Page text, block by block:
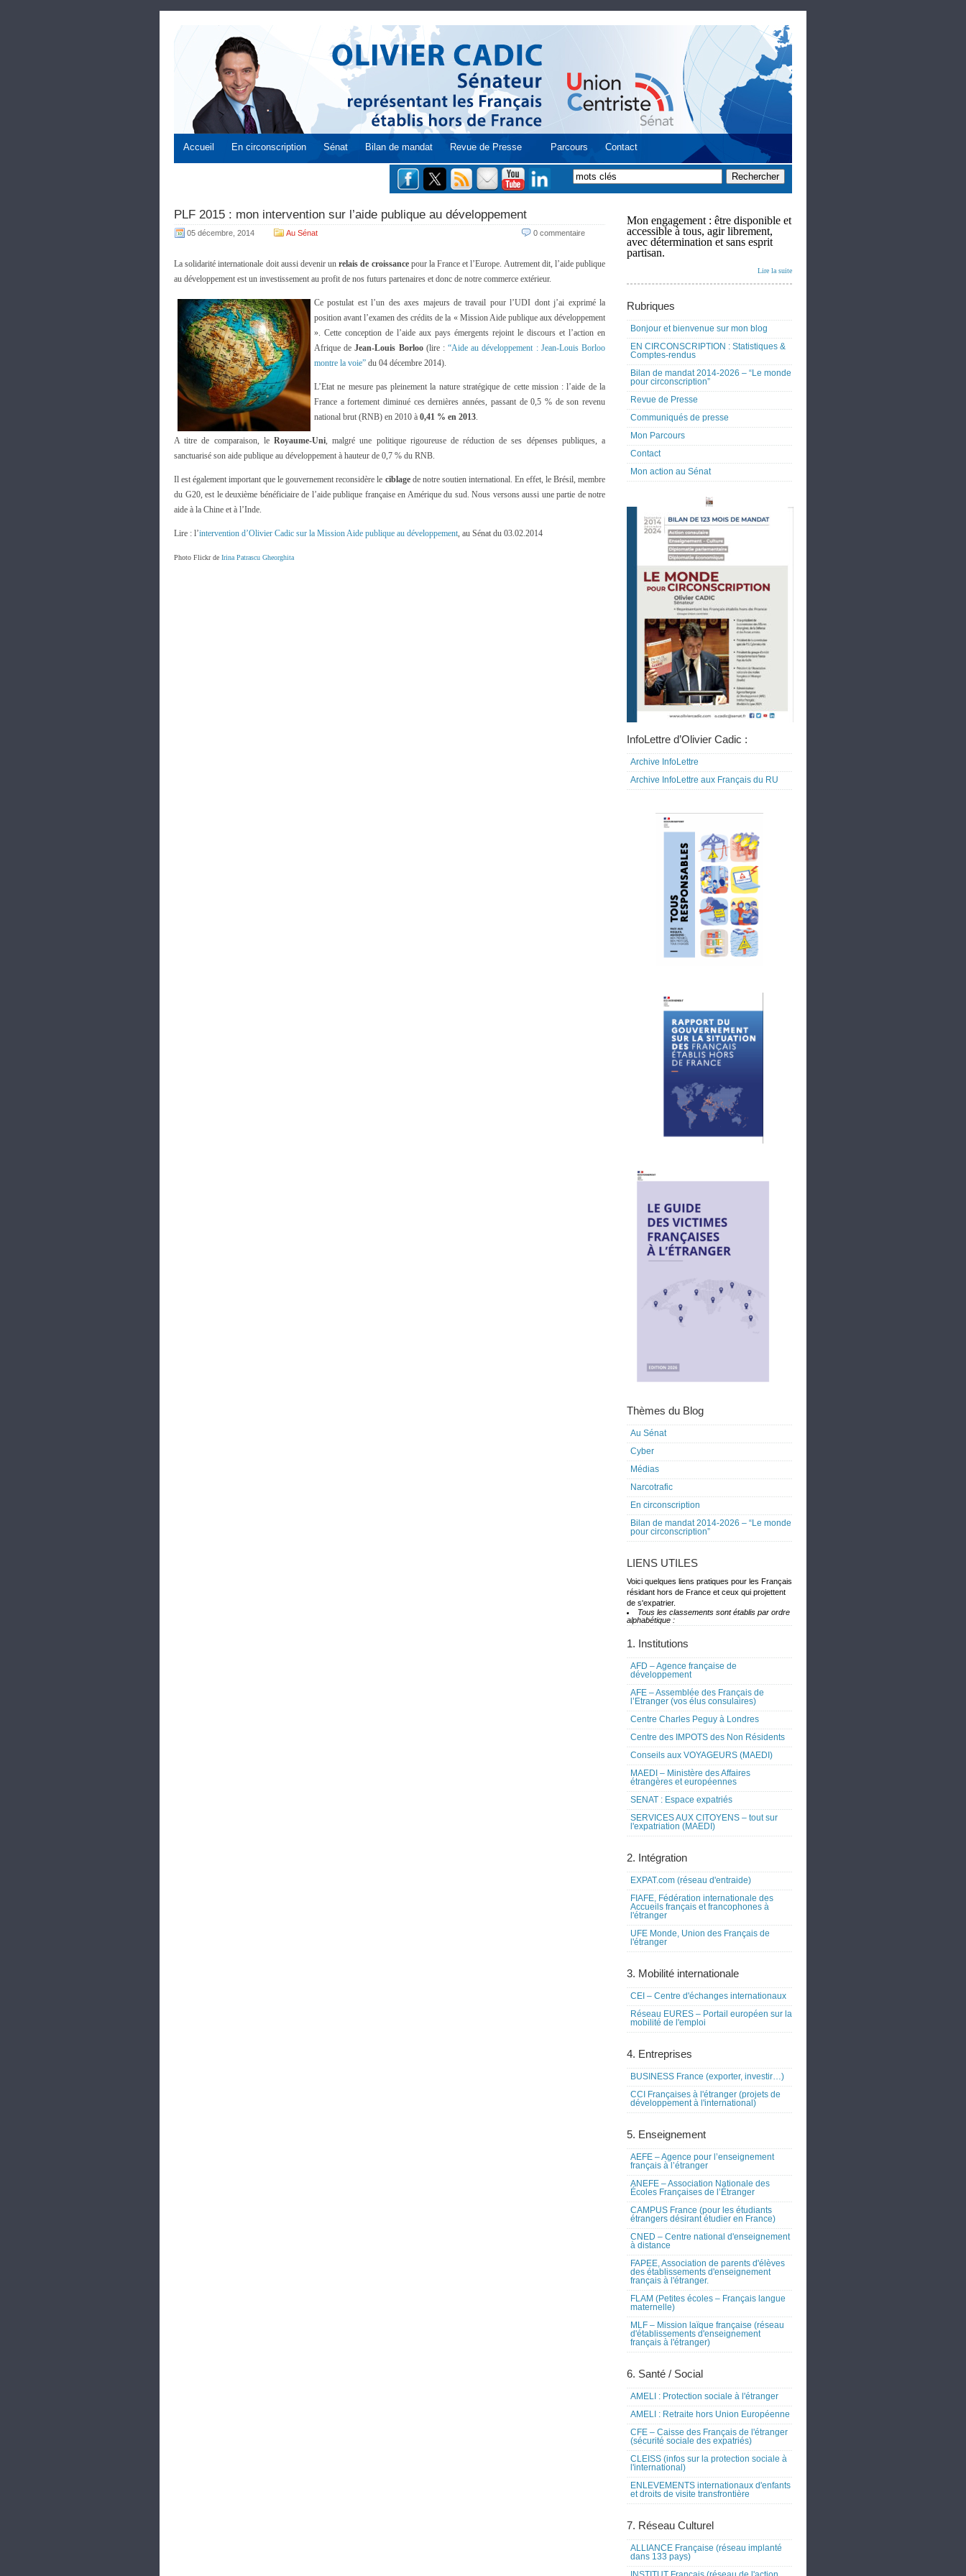
Accueil En circonscription Sénat Bilan de mandat Revue de Presse Parcours Contact
PLF 2015 : mon intervention sur l’aide publique au développement
05 décembre, 2014 Au Sénat 0 commentaire
La solidarité internationale doit aussi devenir unrelais de croissancepour la France et l’Europe. Autrement dit, l’aide publique
au développement est un investissement au profit de nos futurs partenaires et donc de notre commerce extérieur.
Ce postulat est l’un des axes majeurs de travail pour l’UDI dont j’ai exprimé la
position avant l’examen des crédits de la « Mission Aide publique aux développement
». Cette conception de l’aide aux pays émergents rejoint le discours et l’action en
Afrique deJean-Louis Borloo(lire :“Aide au développement : Jean-Louis Borloo
montre la voie” du 04 décembre 2014).
L’Etat ne mesure pas pleinement la nature stratégique de cette mission : l’aide de la
France a fortement diminué ces dernières années, passant de 0,5 % de son revenu
national brut (RNB) en 2010 à 0,41 % en 2013.
A titre de comparaison, le Royaume-Uni, malgré une politique rigoureuse de réduction de ses dépenses publiques, a
sanctuarisé son aide publique au développement à hauteur de 0,7 % du RNB.
Il est également important que le gouvernement reconsidère le ciblagede notre soutien international. En effet, le Brésil, membre
du G20, est le deuxième bénéficiaire de l’aide publique française en Amérique du sud. Nous versons aussi une partie de notre
aide à la Chine et à l’Inde.
Lire : l’intervention d’Olivier Cadic sur la Mission Aide publique au développement, au Sénat du 03.02.2014
Photo Flickr de Irina Patrascu Gheorghita
Mon engagement : être disponible et
accessible à tous, agir librement,
avec détermination et sans esprit
partisan.
Lire la suite
Rubriques
Bonjour et bienvenue sur mon blog
EN CIRCONSCRIPTION : Statistiques &
Comptes-rendus
Bilan de mandat 2014-2026 – “Le monde
pour circonscription”
Revue de Presse
Communiqués de presse
Mon Parcours
Contact
Mon action au Sénat
InfoLettre d’Olivier Cadic :
Archive InfoLettre
Archive InfoLettre aux Français du RU
Thèmes du Blog
Au Sénat
Cyber
Médias
Narcotrafic
En circonscription
Bilan de mandat 2014-2026 – “Le monde
pour circonscription”
LIENS UTILES
Voici quelques liens pratiques pour les Français
résidant hors de France et ceux qui projettent
de s'expatrier.
Tous les classements sont établis par ordre
alphabétique :
1. Institutions
AFD – Agence française de
développement
AFE – Assemblée des Français de
l’Etranger (vos élus consulaires)
Centre Charles Peguy à Londres
Centre des IMPOTS des Non Résidents
Conseils aux VOYAGEURS (MAEDI)
MAEDI – Ministère des Affaires
étrangères et européennes
SENAT : Espace expatriés
SERVICES AUX CITOYENS – tout sur
l'expatriation (MAEDI)
2. Intégration
EXPAT.com (réseau d'entraide)
FIAFE, Fédération internationale des
Accueils français et francophones à
l'étranger
UFE Monde, Union des Français de
l'étranger
3. Mobilité internationale
CEI – Centre d'échanges internationaux
Réseau EURES – Portail européen sur la
mobilité de l'emploi
4. Entreprises
BUSINESS France (exporter, investir…)
CCI Françaises à l'étranger (projets de
développement à l'international)
5. Enseignement
AEFE – Agence pour l’enseignement
français à l’étranger
ANEFE – Association Nationale des
Écoles Françaises de l’Étranger
CAMPUS France (pour les étudiants
étrangers désirant étudier en France)
CNED – Centre national d'enseignement
à distance
FAPEE, Association de parents d'élèves
des établissements d'enseignement
français à l'étranger.
FLAM (Petites écoles – Français langue
maternelle)
MLF – Mission laïque française (réseau
d'établissements d'enseignement
français à l'étranger)
6. Santé / Social
AMELI : Protection sociale à l'étranger
AMELI : Retraite hors Union Européenne
CFE – Caisse des Français de l'étranger
(sécurité sociale des expatriés)
CLEISS (infos sur la protection sociale à
l'international)
ENLEVEMENTS internationaux d'enfants
et droits de visite transfrontière
7. Réseau Culturel
ALLIANCE Française (réseau implanté
dans 133 pays)